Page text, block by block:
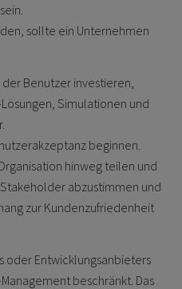
sollte ein Unternehmen
Benutzer investieren,
Simulationen und
beginnen.
hinweg teilen und
abzustimmen und
zur Kundenzufriedenheit
oder Entwicklungsanbieters
beschränkt. Das